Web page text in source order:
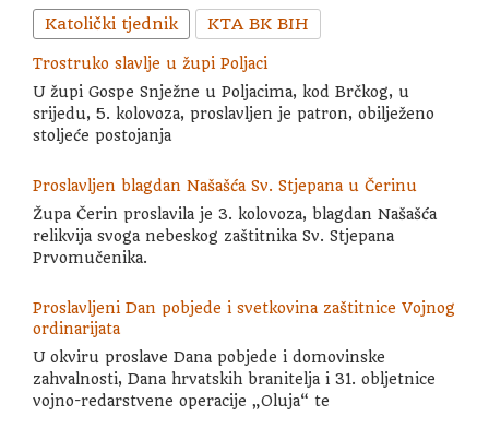
Katolički tjednik KTA BK BIH
Trostruko slavlje u župi Poljaci
U župi Gospe Snježne u Poljacima, kod Brčkog, u
srijedu, 5. kolovoza, proslavljen je patron, obilježeno
stoljeće postojanja
Proslavljen blagdan Našašća Sv. Stjepana u Čerinu
Župa Čerin proslavila je 3. kolovoza, blagdan Našašća
relikvija svoga nebeskog zaštitnika Sv. Stjepana
Prvomučenika.
Proslavljeni Dan pobjede i svetkovina zaštitnice Vojnog
ordinarijata
U okviru proslave Dana pobjede i domovinske
zahvalnosti, Dana hrvatskih branitelja i 31. obljetnice
vojno-redarstvene operacije „Oluja“ te